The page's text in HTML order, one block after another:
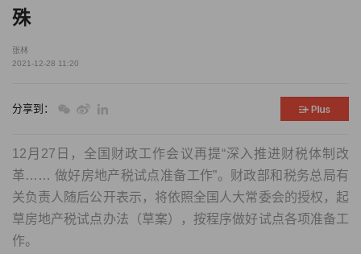
殊
张林
2021-12-28 11:20
分享到：
12月27日，全国财政工作会议再提“深入推进财税体制改
革…… 做好房地产税试点准备工作”。财政部和税务总局有
关负责人随后公开表示，将依照全国人大常委会的授权，起
草房地产税试点办法（草案），按程序做好试点各项准备工
作。